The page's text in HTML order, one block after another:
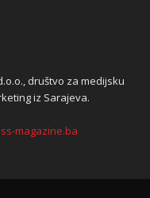
društvo za medijsku
iz Sarajeva.
magazine.ba